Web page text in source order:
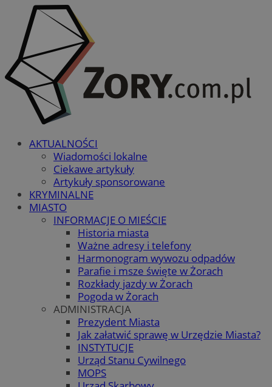
AKTUALNOŚCI
Wiadomości lokalne
Ciekawe artykuły
Artykuły sponsorowane
KRYMINALNE
MIASTO
INFORMACJE O MIEŚCIE
Historia miasta
Ważne adresy i telefony
Harmonogram wywozu odpadów
Parafie i msze święte w Żorach
Rozkłady jazdy w Żorach
Pogoda w Żorach
ADMINISTRACJA
Prezydent Miasta
Jak załatwić sprawę w Urzędzie Miasta?
INSTYTUCJE
Urząd Stanu Cywilnego
MOPS